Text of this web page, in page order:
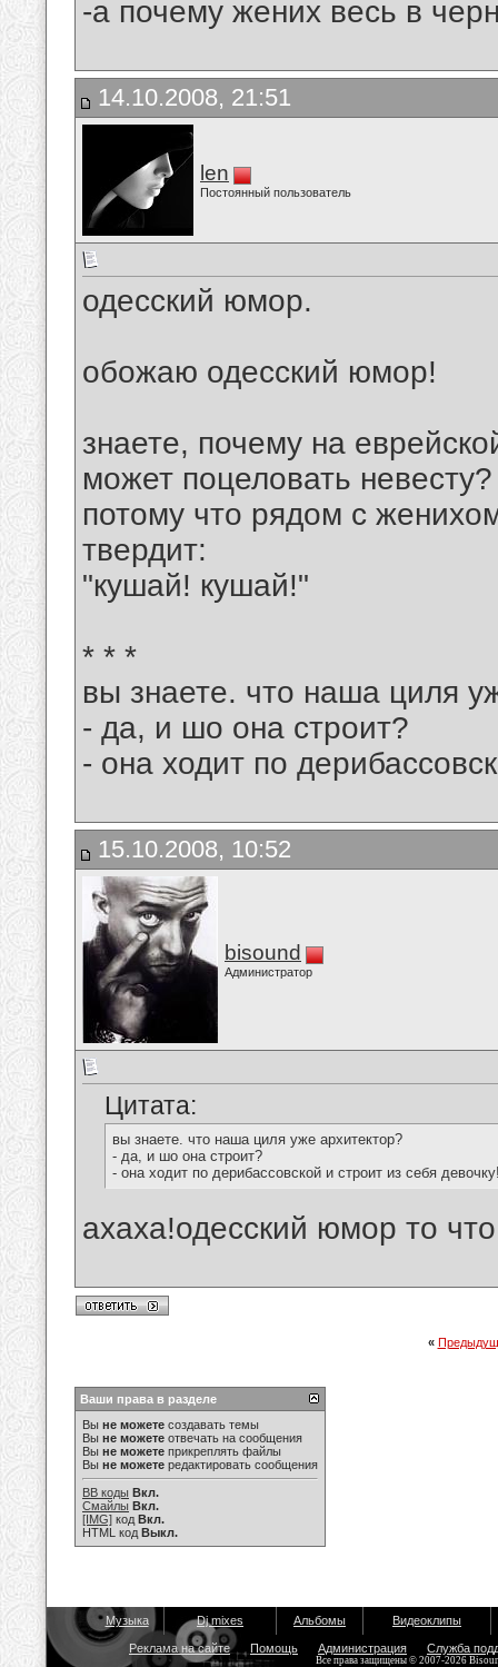
-а почему жених весь в
14.10.2008, 21:51
len
Постоянный пользователь
одесский юмор.
обожаю одесский юмор!
знаете, почему на
может поцеловать невесту?
потому что рядом с
твердит:
"кушай! кушай!"
* * *
вы знаете. что наша циля
- да, и шо она строит?
- она ходит по
15.10.2008, 10:52
bisound
Администратор
Цитата:
вы знаете. что наша циля уже архитектор?
- да, и шо она строит?
- она ходит по дерибассовской и строит из себя
ахаха!одесский юмор то
«
Ваши права в разделе
Вы не можете создавать темы
Вы не можете отвечать на сообщения
Вы не можете прикреплять файлы
Вы не можете редактировать сообщения
BB коды Вкл.
Смайлы Вкл.
[IMG] код Вкл.
HTML код Выкл.
Музыка Dj mixes Альбомы Видеоклипы
Реклама на сайте Помощь Администрация Служба
Все права защищены © 2007-2026